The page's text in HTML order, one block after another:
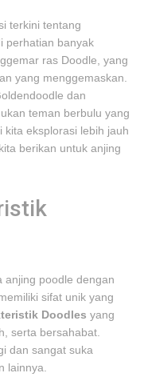
terkini tentang
perhatian banyak
ras Doodle, yang
yang menggemaskan.
dan
teman berbulu yang
eksplorasi lebih jauh
berikan untuk anjing
anjing poodle dengan
sifat unik yang
Doodles yang
serta bersahabat.
dan sangat suka
lainnya.